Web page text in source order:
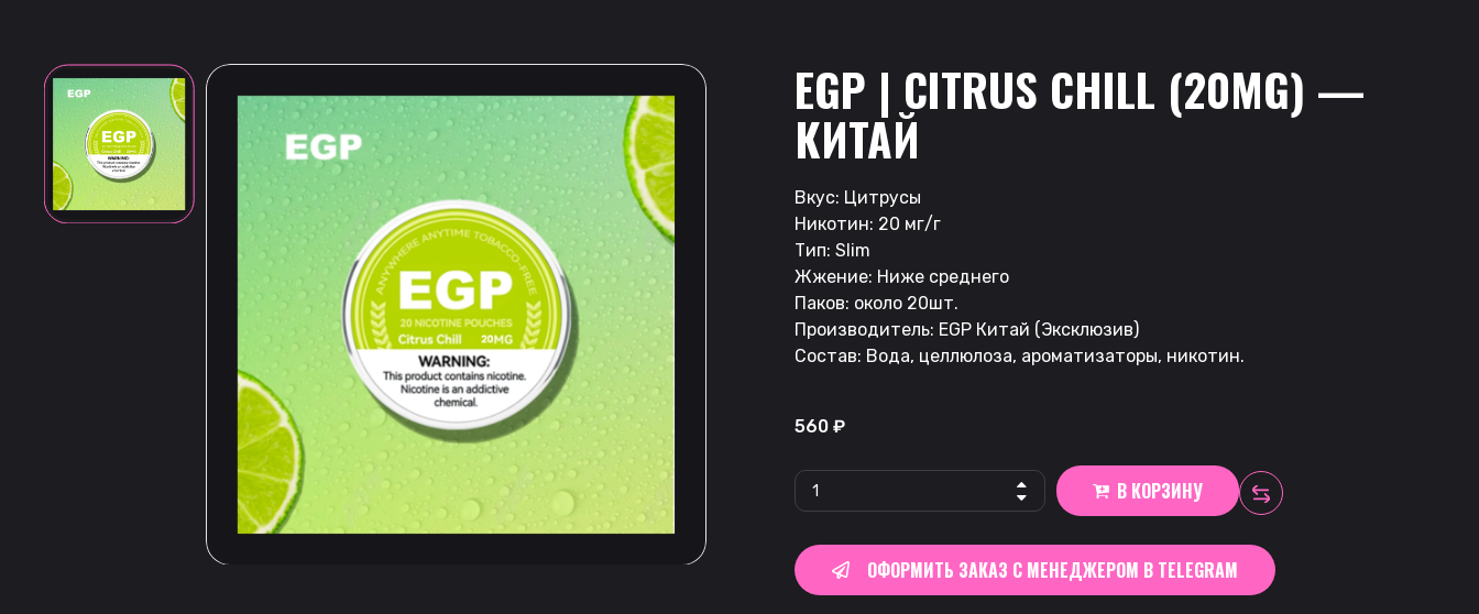
EGP | CITRUS CHILL (20MG) —
КИТАЙ
Вкус: Цитрусы
Никотин: 20 мг/г
Тип: Slim
Жжение: Ниже среднего
Паков: около 20шт.
Производитель: EGP Китай (Эксклюзив)
Состав: Вода, целлюлоза, ароматизаторы, никотин.
560 ₽
В КОРЗИНУ
ОФОРМИТЬ ЗАКАЗ С МЕНЕДЖЕРОМ В TELEGRAM